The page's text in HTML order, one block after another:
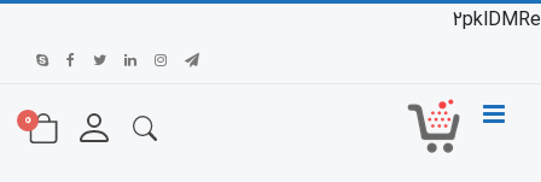
2pklDMRe
0